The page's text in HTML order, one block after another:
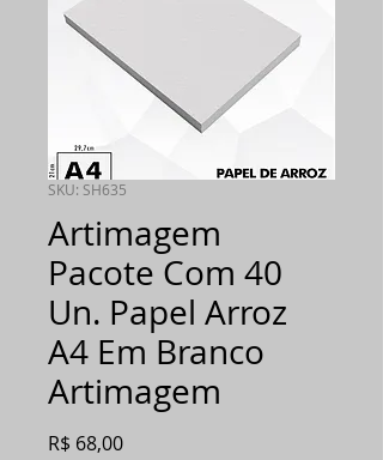
SKU: SH635
Artimagem
Pacote Com 40
Un. Papel Arroz
A4 Em Branco
Artimagem
R$ 68,00Preço